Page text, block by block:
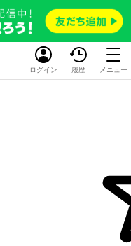
ログイン 履歴 メニュー